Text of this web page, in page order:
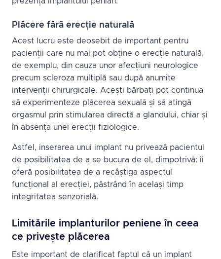
Plăcere fără erecție naturală
Acest lucru este deosebit de important pentru
pacienții care nu mai pot obține o erecție naturală,
de exemplu, din cauza unor afecțiuni neurologice
precum scleroza multiplă sau după anumite
intervenții chirurgicale. Acești bărbați pot continua
să experimenteze plăcerea sexuală și să atingă
orgasmul prin stimularea directă a glandului, chiar și
în absența unei erecții fiziologice.
Astfel, inserarea unui implant nu privează pacientul
de posibilitatea de a se bucura de el, dimpotrivă: îi
oferă posibilitatea de a recâștiga aspectul
funcțional al erecției, păstrând în același timp
integritatea senzorială.
Limitările implanturilor peniene în ceea
ce privește plăcerea
Este important de clarificat faptul că un implant